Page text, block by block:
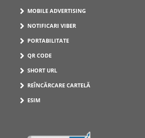
MOBILE ADVERTISING
NOTIFICARI VIBER
PORTABILITATE
QR CODE
SHORT URL
REÎNCĂRCARE CARTELĂ
ESIM